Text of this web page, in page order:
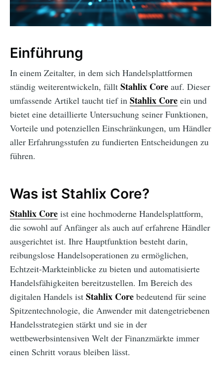
Einführung
In einem Zeitalter, in dem sich Handelsplattformen
ständig weiterentwickeln, fällt Stahlix Core auf. Dieser
umfassende Artikel taucht tief in Stahlix Core ein und
bietet eine detaillierte Untersuchung seiner Funktionen,
Vorteile und potenziellen Einschränkungen, um Händler
aller Erfahrungsstufen zu fundierten Entscheidungen zu
führen.
Was ist Stahlix Core?
Stahlix Core ist eine hochmoderne Handelsplattform,
die sowohl auf Anfänger als auch auf erfahrene Händler
ausgerichtet ist. Ihre Hauptfunktion besteht darin,
reibungslose Handelsoperationen zu ermöglichen,
Echtzeit-Markteinblicke zu bieten und automatisierte
Handelsfähigkeiten bereitzustellen. Im Bereich des
digitalen Handels ist Stahlix Core bedeutend für seine
Spitzentechnologie, die Anwender mit datengetriebenen
Handelsstrategien stärkt und sie in der
wettbewerbsintensiven Welt der Finanzmärkte immer
einen Schritt voraus bleiben lässt.